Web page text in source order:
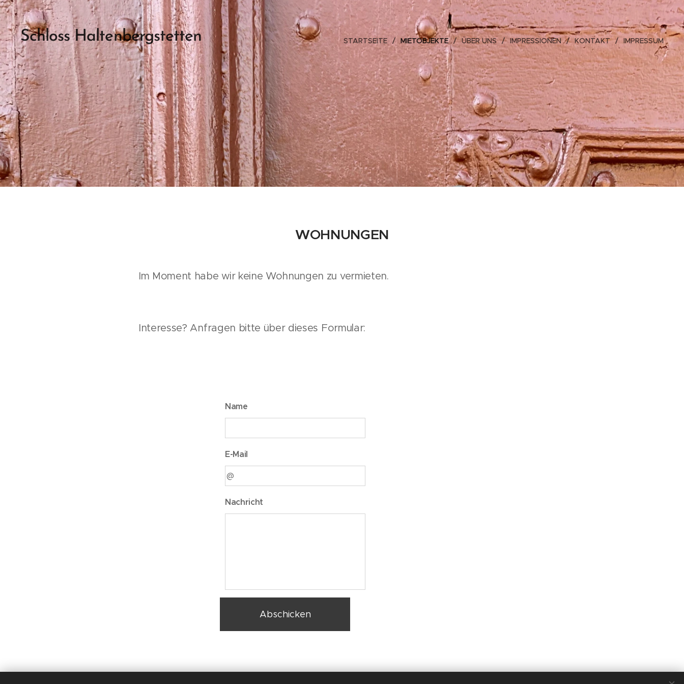
Schloss Haltenbergstetten STARTSEITE MIETOBJEKTE ÜBER UNS IMPRESSIONEN KONTAKT IMPRESSUM
WOHNUNGEN
Im Moment habe wir keine Wohnungen zu vermieten.
Interesse? Anfragen bitte über dieses Formular:
Name
E-Mail
Nachricht
Abschicken